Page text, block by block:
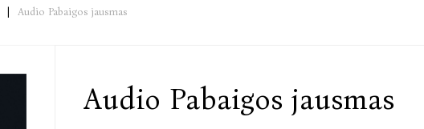
Audio Pabaigos jausmas
Audio Pabaigos jausmas